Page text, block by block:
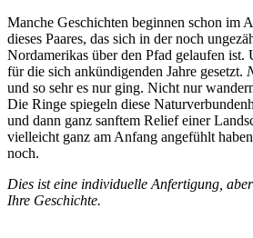
Manche Geschichten beginnen schon im
dieses Paares, das sich in der noch
Nordamerikas über den Pfad gelaufen ist.
für die sich ankündigenden Jahre gesetzt.
und so sehr es nur ging. Nicht nur
Die Ringe spiegeln diese
und dann ganz sanftem Relief einer
vielleicht ganz am Anfang angefühlt
noch.
Dies ist eine individuelle Anfertigung,
Ihre Geschichte.